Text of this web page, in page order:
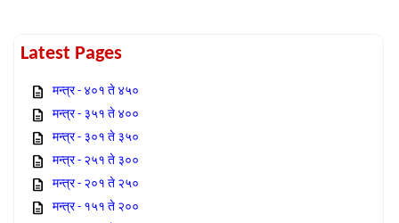
Latest Pages
मन्त्र - ४०१ ते ४५०
मन्त्र - ३५१ ते ४००
मन्त्र - ३०१ ते ३५०
मन्त्र - २५१ ते ३००
मन्त्र - २०१ ते २५०
मन्त्र - १५१ ते २००